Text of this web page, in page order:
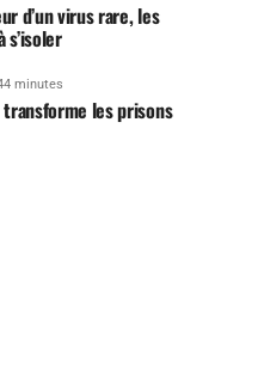
d’un virus rare, les
s’isoler
minutes
transforme les prisons